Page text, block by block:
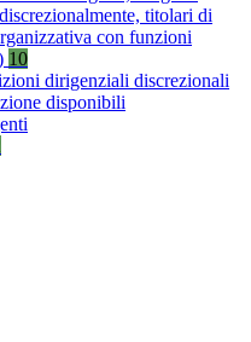
titolari di
con funzioni
10
dirigenziali discrezionali
disponibili